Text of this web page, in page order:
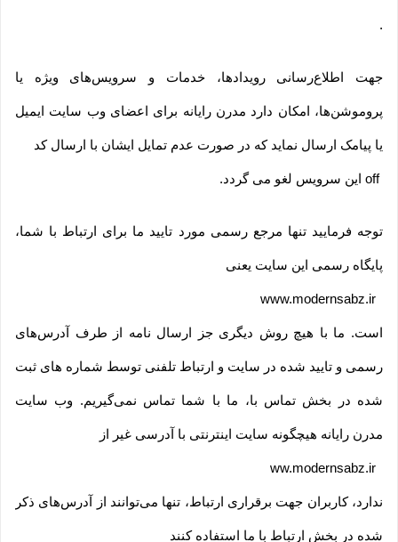
.
جهت اطلاع‌رسانی رویدادها، خدمات و سرویس‌های ویژه یا
پروموشن‌ها، امکان دارد مدرن رایانه برای اعضای وب سایت ایمیل
یا پیامک ارسال نماید که در صورت عدم تمایل ایشان با ارسال کد
off این سرویس لغو می گردد.
توجه فرمایید تنها مرجع رسمی مورد تایید ما برای ارتباط با شما،
پایگاه رسمی این سایت یعنی
www.modernsabz.ir
است. ما با هیچ روش دیگری جز ارسال نامه از طرف آدرس‏‌های
رسمی و تایید شده در سایت و ارتباط تلفنی توسط شماره های ثبت
شده در بخش تماس با، ما با شما تماس نمی‌‏گیریم. وب سایت
مدرن رایانه هیچگونه سایت اینترنتی با آدرسی غیر از
ww.modernsabz.ir
ندارد، کاربران جهت برقراری ارتباط، تنها می‏‌توانند از آدرس‌‏های ذکر
شده در بخش ارتباط با ما استفاده کنند